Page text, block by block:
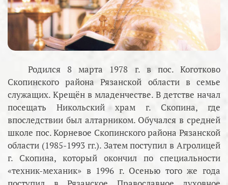
Родился 8 марта 1978 г. в пос. Коготково
Скопинского района Рязанской области в семье
служащих. Крещён в младенчестве. В детстве начал
посещать Никольский храм г. Скопина, где
впоследствии был алтарником. Обучался в средней
школе пос. Корневое Скопинского района Рязанской
области (1985-1993 гг.). Затем поступил в Агролицей
г. Скопина, который окончил по специальности
«техник-механик» в 1996 г. Осенью того же года